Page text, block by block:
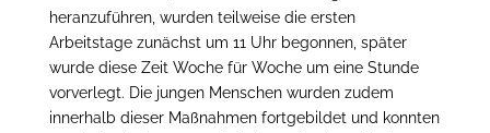
heranzuführen, wurden teilweise die ersten
Arbeitstage zunächst um 11 Uhr begonnen, später
wurde diese Zeit Woche für Woche um eine Stunde
vorverlegt. Die jungen Menschen wurden zudem
innerhalb dieser Maßnahmen fortgebildet und konnten